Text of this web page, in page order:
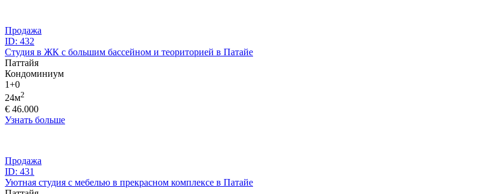
Продажа
ID: 432
Студия в ЖК с большим бассейном и теориторией в Патайе
Паттайя
Кондоминиум
1+0
24м2
€ 46.000
Узнать больше
Продажа
ID: 431
Уютная студия с мебелью в прекрасном комплексе в Патайе